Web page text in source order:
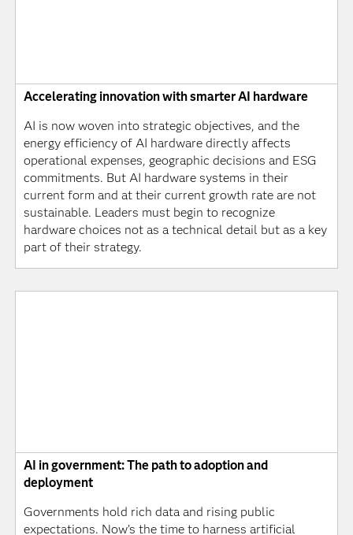
Accelerating innovation with smarter AI hardware
AI is now woven into strategic objectives, and the
energy efficiency of AI hardware directly affects
operational expenses, geographic decisions and ESG
commitments. But AI hardware systems in their
current form and at their current growth rate are not
sustainable. Leaders must begin to recognize
hardware choices not as a technical detail but as a key
part of their strategy.
AI in government: The path to adoption and
deployment
Governments hold rich data and rising public
expectations. Now’s the time to harness artificial